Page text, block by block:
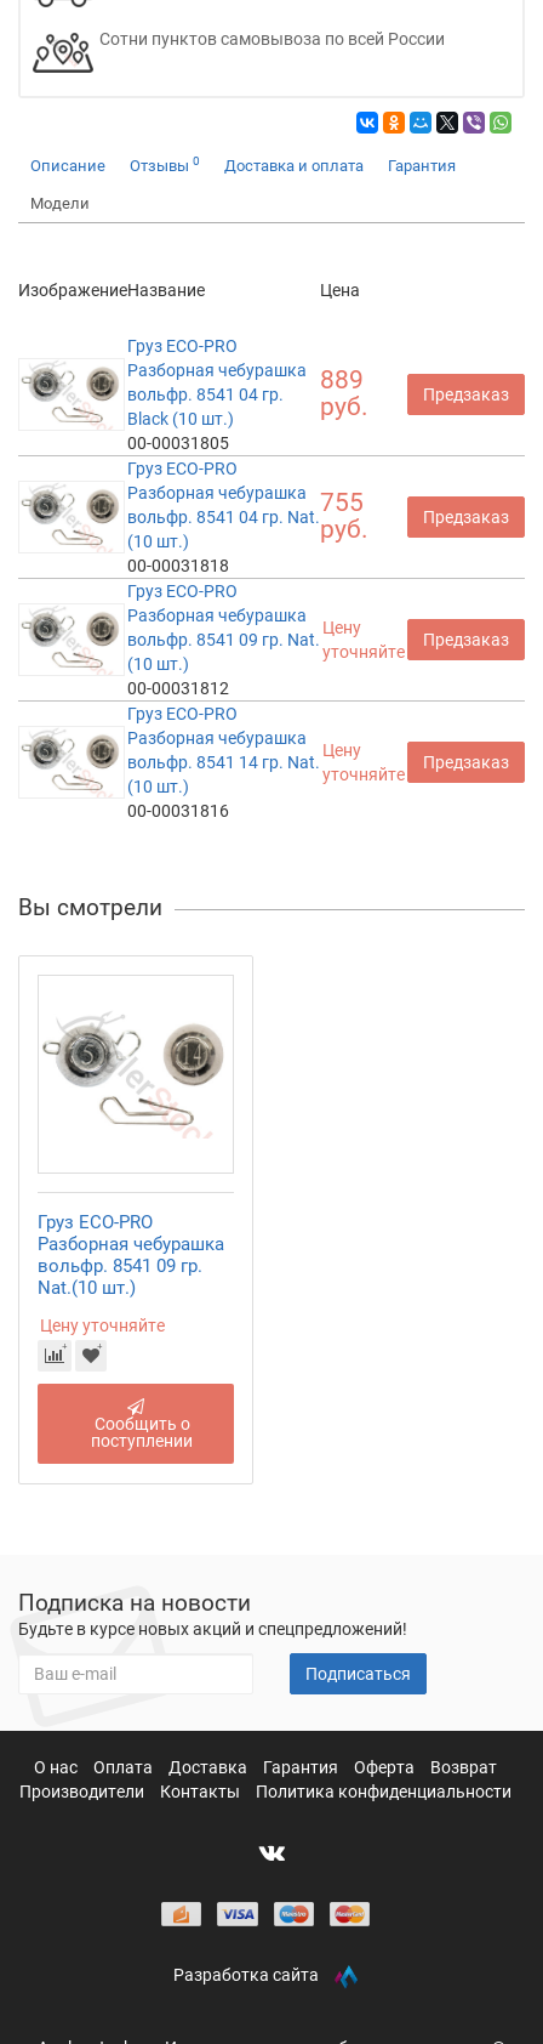
Сотни пунктов самовывоза по всей России
Описание Отзывы 0 Доставка и оплата Гарантия
Модели
ИзображениеНазвание Цена
Груз ECO-PRO
Разборная чебурашка
вольфр. 8541 04 гр.
Black (10 шт.)
00-00031805
889
руб.
Предзаказ
Груз ECO-PRO
Разборная чебурашка
вольфр. 8541 04 гр. Nat.
(10 шт.)
00-00031818
755
руб.
Предзаказ
Груз ECO-PRO
Разборная чебурашка
вольфр. 8541 09 гр. Nat.
(10 шт.)
00-00031812
Цену
уточняйте
Предзаказ
Груз ECO-PRO
Разборная чебурашка
вольфр. 8541 14 гр. Nat.
(10 шт.)
00-00031816
Цену
уточняйте
Предзаказ
Вы смотрели
Груз ECO-PRO
Разборная чебурашка
вольфр. 8541 09 гр.
Nat.(10 шт.)
Цену уточняйте
Сообщить о
поступлении
Подписка на новости
Будьте в курсе новых акций и спецпредложений!
Подписаться
О нас Оплата Доставка Гарантия Оферта
Возврат
Производители
Контакты Политика конфиденциальности
Разработка сайта